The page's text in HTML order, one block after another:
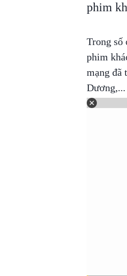
phim
Trong số
phim
mạng đã
Dương,...